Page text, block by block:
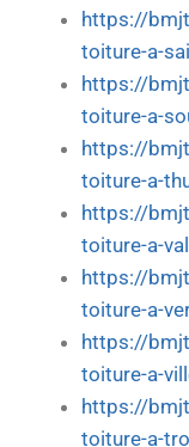
https://
toiture-a-
https://
toiture-a-
https://
toiture-a-
https://
toiture-a-
https://
toiture-a-
https://
toiture-a-
https://
toiture-a-